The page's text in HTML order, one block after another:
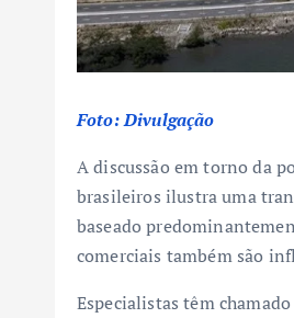
Foto: Divulgação
A discussão em torno da
brasileiros ilustra uma
baseado
comerciais também são
Especialistas têm